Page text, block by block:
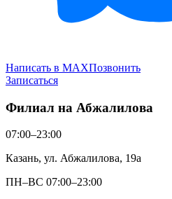
Написать в MAXПозвонить
Записаться
Филиал на Абжалилова
07:00–23:00
Казань, ул. Абжалилова, 19а
ПН–ВС 07:00–23:00